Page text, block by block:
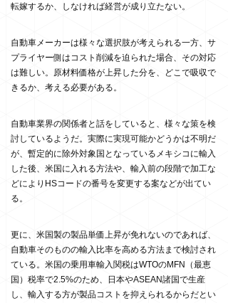
転嫁するか、しなければ経営が成り立たない。
自動車メーカーは様々な選択肢が考えられる一方、サ
プライヤー側はコスト削減を迫られた場合、その対応
は難しい。原材料価格が上昇した分を、どこで吸収で
きるか、考える必要がある。
自動車業界の関係者と話をしていると、様々な策を検
討しているようだ。実際に実現可能かどうかは不明だ
が、暫定的に除外対象国となっているメキシコに輸入
した後、米国に入れる方法や、輸入前の段階で加工な
どによりHSコードの番号を変更する案などが出てい
る。
更に、米国製の製品単価上昇が免れないのであれば、
自動車そのものの輸入比率を高める方法まで検討され
ている。米国の乗用車輸入関税はWTOのMFN（最恵
国）税率で2.5%のため、日本やASEAN諸国で生産
し、輸入する方が製品コストを抑えられるからだとい